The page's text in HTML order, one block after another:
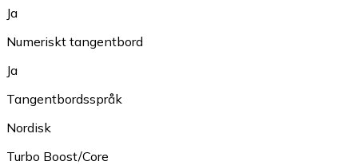
Ja
Numeriskt tangentbord
Ja
Tangentbordsspråk
Nordisk
Turbo Boost/Core